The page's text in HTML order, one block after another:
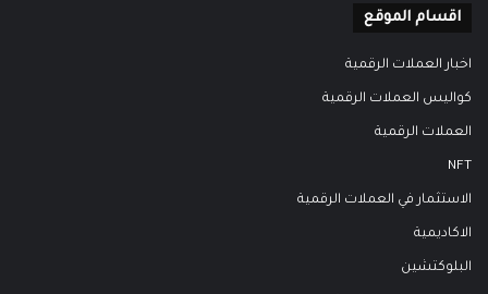
اقسام الموقع
اخبار العملات الرقمية
كواليس العملات الرقمية
العملات الرقمية
NFT
الاستثمار في العملات الرقمية
الاكاديمية
البلوكتشين